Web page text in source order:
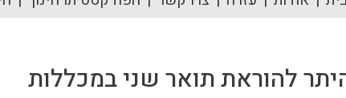
להוראת תואר שני במכללות